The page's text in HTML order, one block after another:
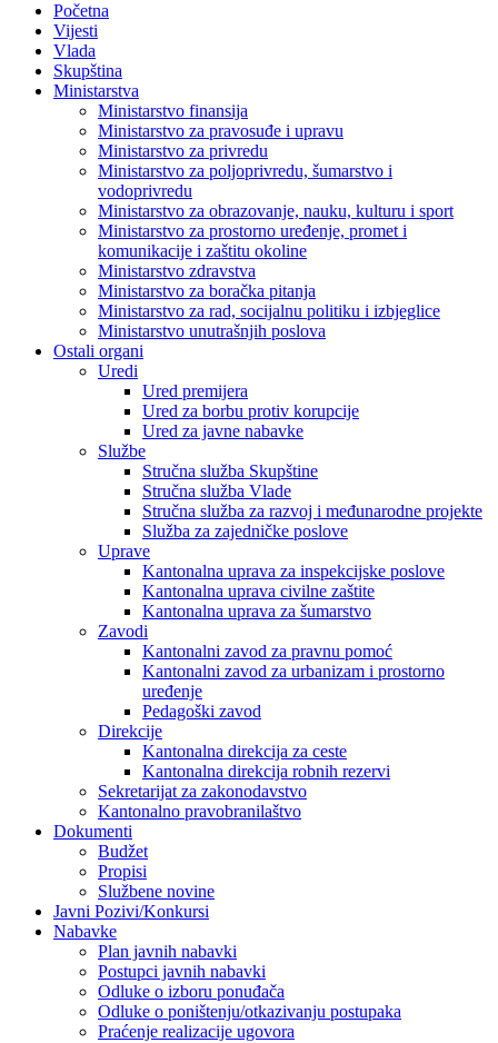
Početna
Vijesti
Vlada
Skupština
Ministarstva
Ministarstvo finansija
Ministarstvo za pravosuđe i upravu
Ministarstvo za privredu
Ministarstvo za poljoprivredu, šumarstvo i
vodoprivredu
Ministarstvo za obrazovanje, nauku, kulturu i sport
Ministarstvo za prostorno uređenje, promet i
komunikacije i zaštitu okoline
Ministarstvo zdravstva
Ministarstvo za boračka pitanja
Ministarstvo za rad, socijalnu politiku i izbjeglice
Ministarstvo unutrašnjih poslova
Ostali organi
Uredi
Ured premijera
Ured za borbu protiv korupcije
Ured za javne nabavke
Službe
Stručna služba Skupštine
Stručna služba Vlade
Stručna služba za razvoj i međunarodne projekte
Služba za zajedničke poslove
Uprave
Kantonalna uprava za inspekcijske poslove
Kantonalna uprava civilne zaštite
Kantonalna uprava za šumarstvo
Zavodi
Kantonalni zavod za pravnu pomoć
Kantonalni zavod za urbanizam i prostorno
uređenje
Pedagoški zavod
Direkcije
Kantonalna direkcija za ceste
Kantonalna direkcija robnih rezervi
Sekretarijat za zakonodavstvo
Kantonalno pravobranilaštvo
Dokumenti
Budžet
Propisi
Službene novine
Javni Pozivi/Konkursi
Nabavke
Plan javnih nabavki
Postupci javnih nabavki
Odluke o izboru ponuđača
Odluke o poništenju/otkazivanju postupaka
Praćenje realizacije ugovora